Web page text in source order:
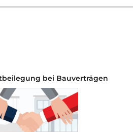
bei Bauverträgen